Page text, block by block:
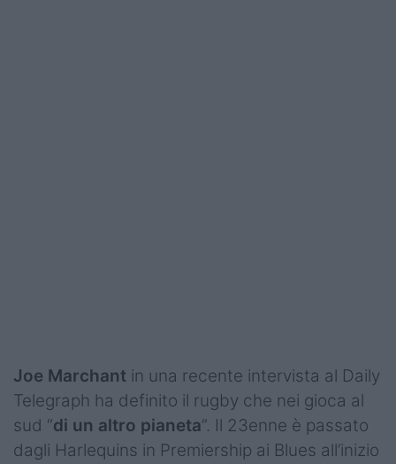
Joe Marchant in una recente intervista al Daily
Telegraph ha definito il rugby che nei gioca al
sud “di un altro pianeta”. Il 23enne è passato
dagli Harlequins in Premiership ai Blues all’inizio